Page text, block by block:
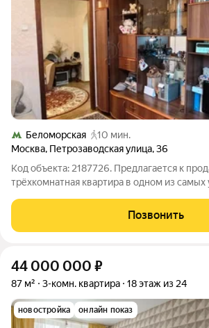
Беломорская
10 мин.
Москва, Петрозаводская улица,36
Код объекта: 2187726. Предлагается к
трёхкомнатная квартира в одном из
распашонка на две стороны света,
правильной форм, лоджия
Позвонить
44 000 000 ₽
87 м² 3-комн. квартира 18 этаж из 24
новостройка онлайн показ